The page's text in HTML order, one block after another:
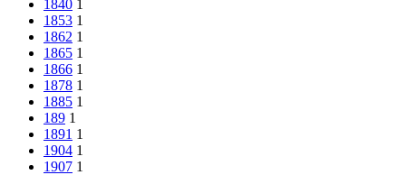
1840 1
1853 1
1862 1
1865 1
1866 1
1878 1
1885 1
189 1
1891 1
1904 1
1907 1